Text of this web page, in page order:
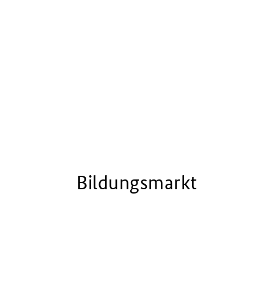
Bildungsmarkt